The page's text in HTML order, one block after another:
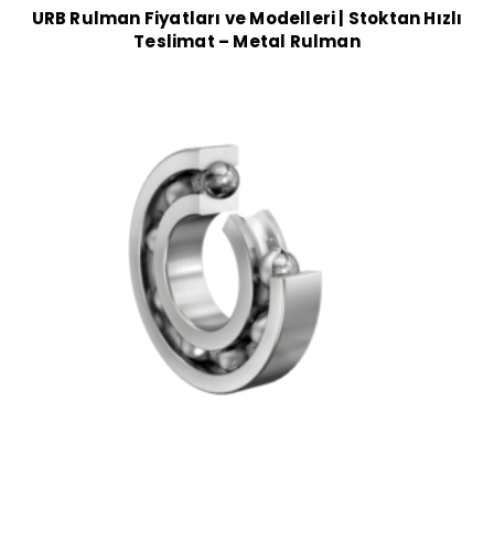
URB Rulman Fiyatları ve Modelleri | Stoktan Hızlı
Teslimat – Metal Rulman